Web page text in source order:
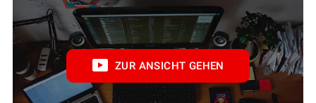
ZUR ANSICHT GEHEN